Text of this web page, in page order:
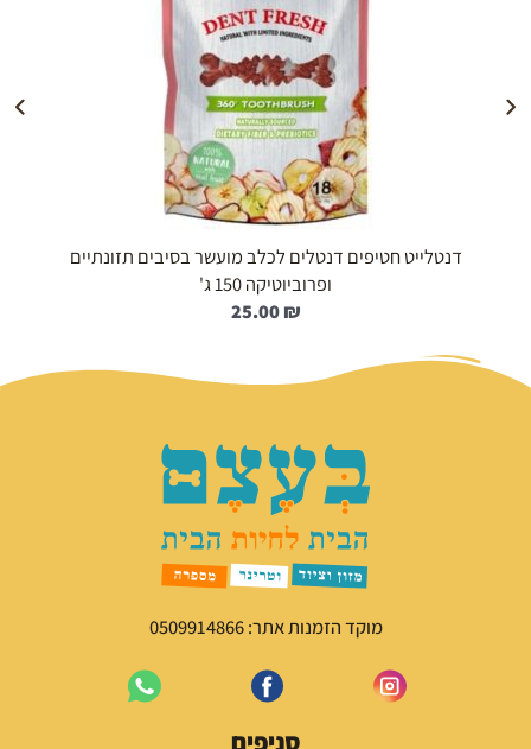
הוספה לעגלה
דנטלייט חטיפים דנטלים לכלב מועשר בסיבים תזונתיים
ופרוביוטיקה 150 ג'
25.00₪
מוקד הזמנות אתר: 0509914866